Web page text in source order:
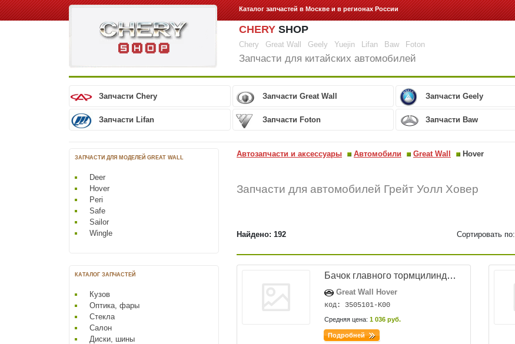
Каталог запчастейв Москве и в регионах России
CHERY SHOP
Chery Great Wall Geely Yuejin Lifan Baw Foton
Запчасти для китайских автомобилей
Запчасти Chery Запчасти Great Wall Запчасти Geely
Запчасти Lifan Запчасти Foton Запчасти Baw
ЗАПЧАСТИ ДЛЯ МОДЕЛЕЙ GREAT WALL
Deer
Hover
Peri
Safe
Sailor
Wingle
КАТАЛОГ ЗАПЧАСТЕЙ
Кузов
Оптика, фары
Стекла
Салон
Диски, шины
Автозапчасти и аксессуары Автомобили Great Wall Hover
Запчасти для автомобилей Грейт Уолл Ховер
Найдено: 192 Сортировать по:
Бачок главного тормцилиндра в сборе
Great Wall Hover
код: 3505101-K00
Средняя цена: 1 036 руб.
Подробней